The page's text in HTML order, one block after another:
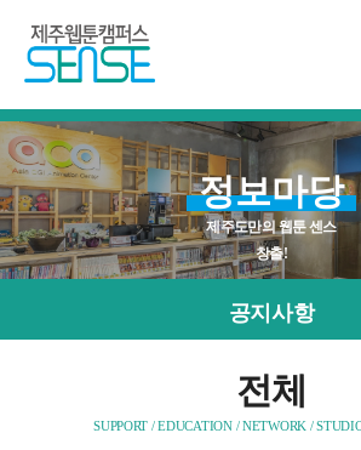
로
가
기
정보마당
제주도만의 웹툰 센스
창출!
공지사항
전체
SUPPORT / EDUCATION / NETWORK /